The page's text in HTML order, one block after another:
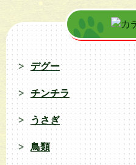
デグー
チンチラ
うさぎ
鳥類